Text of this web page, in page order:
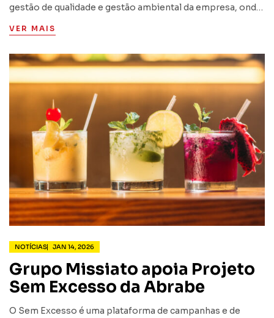
gestão de qualidade e gestão ambiental da empresa, onde
gerenciamento do descarte de resíduos sólidos em todas
VER MAIS
NOTÍCIAS JAN 14, 2026
Grupo Missiato apoia Projeto
Sem Excesso da Abrabe
O Sem Excesso é uma plataforma de campanhas e de